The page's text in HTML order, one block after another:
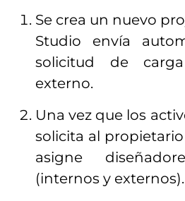
Se crea un nuevo
Studio envía
solicitud de
externo.
Una vez que los
solicita al
asigne
(internos y externos).